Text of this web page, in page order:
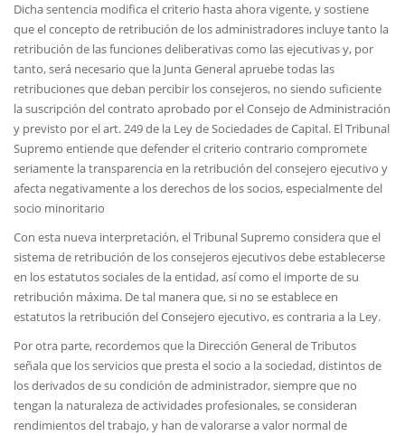
Dicha sentencia modifica el criterio hasta ahora vigente, y sostiene
que el concepto de retribución de los administradores incluye tanto la
retribución de las funciones deliberativas como las ejecutivas y, por
tanto, será necesario que la Junta General apruebe todas las
retribuciones que deban percibir los consejeros, no siendo suficiente
la suscripción del contrato aprobado por el Consejo de Administración
y previsto por el art. 249 de la Ley de Sociedades de Capital. El Tribunal
Supremo entiende que defender el criterio contrario compromete
seriamente la transparencia en la retribución del consejero ejecutivo y
afecta negativamente a los derechos de los socios, especialmente del
socio minoritario
Con esta nueva interpretación, el Tribunal Supremo considera que el
sistema de retribución de los consejeros ejecutivos debe establecerse
en los estatutos sociales de la entidad, así como el importe de su
retribución máxima. De tal manera que, si no se establece en
estatutos la retribución del Consejero ejecutivo, es contraria a la Ley.
Por otra parte, recordemos que la Dirección General de Tributos
señala que los servicios que presta el socio a la sociedad, distintos de
los derivados de su condición de administrador, siempre que no
tengan la naturaleza de actividades profesionales, se consideran
rendimientos del trabajo, y han de valorarse a valor normal de